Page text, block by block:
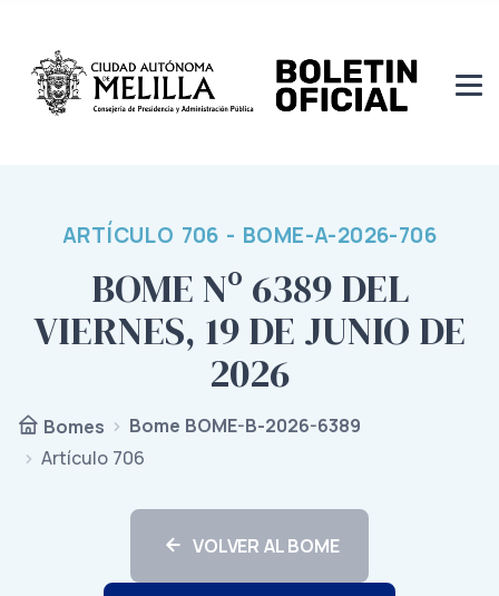
ARTÍCULO 706 - BOME-A-2026-706
BOME Nº 6389 DEL
VIERNES, 19 DE JUNIO DE
2026
Bomes
Bome BOME-B-2026-6389
Artículo 706
VOLVER AL BOME